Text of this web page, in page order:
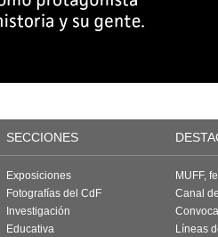
SECCIONES
Exposiciones
Fotografías del CdF
Investigación
Educativa
MUFF,
Canal
Líneas